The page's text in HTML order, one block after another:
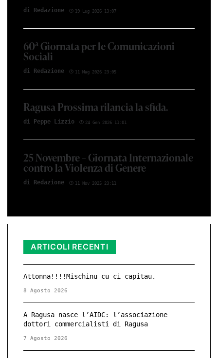
di Red­azio­ne 19 Lug 2026 13:07
60ª Giornata per le Comunicazioni
Sociali
di Red­azio­ne 11 Mag 2026 23:05
Ragusa Prossima rilancia la sfida.
di Peppe Li­z­zio 24 Gen 2026 11:01
25 Novembre – Giornata Internazionale
contro la Violenza di Genere
di Red­azio­ne 11 Nov 2025 23:11
ARTICOLI RECENTI
Attonna!!!!Mischinu cu ci capitau.
8 Agosto 2026
A Ragusa nasce l’AIDC: l’associazione
dottori commercialisti di Ragusa
7 Agosto 2026